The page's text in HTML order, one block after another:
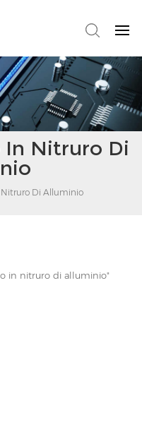
In Nitruro Di
Nitruro Di Alluminio
in nitruro di alluminio"